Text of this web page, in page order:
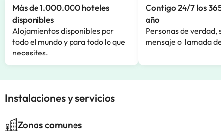
Más de 1.000.000 hoteles
disponibles
Alojamientos disponibles por
todo el mundo y para todo lo que
necesites.
Contigo 24/7 los
año
Personas de verdad,
mensaje o llamada
Instalaciones y servicios
Zonas comunes